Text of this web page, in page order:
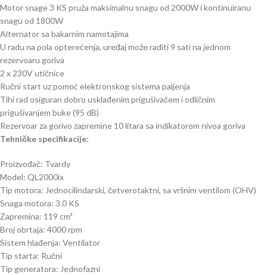
Motor snage 3 KS pruža maksimalnu snagu od 2000W i kontinuiranu
snagu od 1800W
Alternator sa bakarnim namotajima
U radu na pola opterećenja, uređaj može raditi 9 sati na jednom
rezervoaru goriva
2 x 230V utičnice
Ručni start uz pomoć elektronskog sistema paljenja
Tihi rad osiguran dobro usklađenim prigušivačem i odličnim
prigušivanjem buke (95 dB)
Rezervoar za gorivo zapremine 10 litara sa indikatorom nivoa goriva
Tehničke specifikacije:
Proizvođač: Tvardy
Model: QL2000ix
Tip motora: Jednocilindarski, četverotaktni, sa vršnim ventilom (OHV)
Snaga motora: 3.0 KS
Zapremina: 119 cm³
Broj obrtaja: 4000 rpm
Sistem hlađenja: Ventilator
Tip starta: Ručni
Tip generatora: Jednofazni